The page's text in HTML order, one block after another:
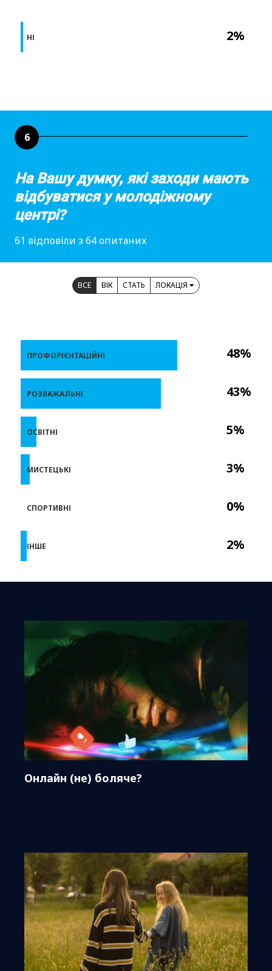
2%
НІ
6
На Вашу думку, які заходи мають
відбуватися у молодіжному
центрі?
61 відповіли з 64 опитаних
ВСЕ ВІК СТАТЬ ЛОКАЦІЯ
48%
43%
5%
3%
0%
2%
ПРОФОРІЄНТАЦІЙНІ
РОЗВАЖАЛЬНІ
ОСВІТНІ
МИСТЕЦЬКІ
СПОРТИВНІ
ІНШЕ
Онлайн (не) боляче?